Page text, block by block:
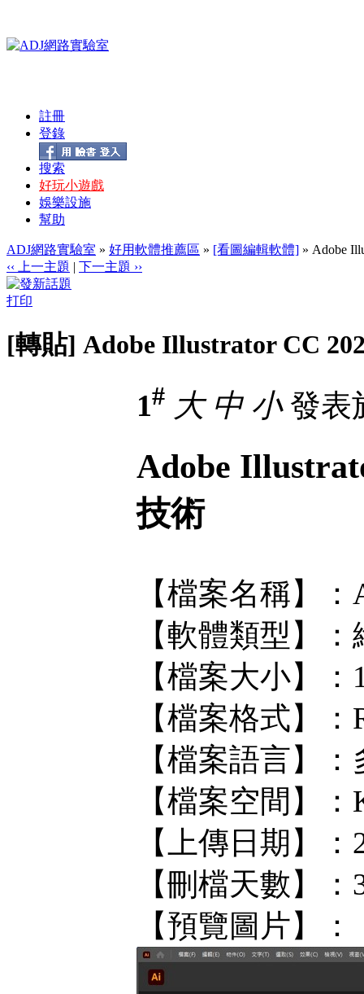
註冊
登錄
搜索
好玩小遊戲
娛樂設施
幫助
ADJ網路實驗室 » 好用軟體推薦區 » [看圖編輯軟體] » Adobe
‹‹ 上一主題 | 下一主題 ››
打印
[轉貼] Adobe Illustrator CC
1# 大 中 小發表
Adobe
技術
【檔案名稱】
【軟體類型】
【檔案大小】：
【檔案格式】：
【檔案語言】
【檔案空間】
【上傳日期】：
【刪檔天數】
【預覽圖片】：